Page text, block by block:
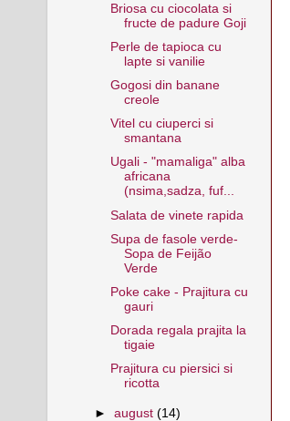
Briosa cu ciocolata si
fructe de padure Goji
Perle de tapioca cu
lapte si vanilie
Gogosi din banane
creole
Vitel cu ciuperci si
smantana
Ugali - "mamaliga" alba
africana
(nsima,sadza, fuf...
Salata de vinete rapida
Supa de fasole verde-
Sopa de Feijão
Verde
Poke cake - Prajitura cu
gauri
Dorada regala prajita la
tigaie
Prajitura cu piersici si
ricotta
►august(14)